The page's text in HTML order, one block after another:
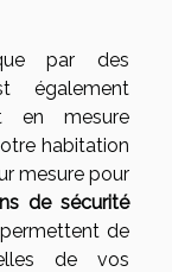
par des
en mesure
habitation
mesure pour
de sécurité
de
de vos